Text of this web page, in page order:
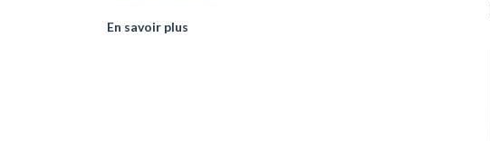
En savoir plus